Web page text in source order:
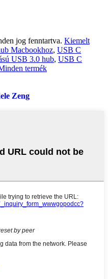
jog fenntartva. Kiemelt
Macbookhoz, USB C
USB 3.0 hub, USB C
termék
Zeng